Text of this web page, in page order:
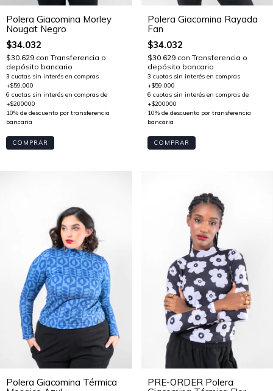
Polera Giacomina Morley
Nougat Negro
$34.032
$30.629 con Transferencia o
depósito bancario
COMPRAR
Polera Giacomina Rayada
Fan
$34.032
$30.629 con Transferencia o
depósito bancario
COMPRAR
Polera Giacomina Térmica
PRE-ORDER Polera